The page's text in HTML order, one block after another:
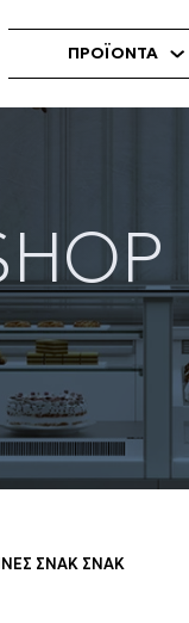
ΠΡΟΪΟΝΤΑ
ΣΝΑΚ ΣΝΑΚ